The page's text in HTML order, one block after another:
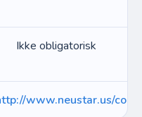
Ikke obligatorisk
www.neustar.us/